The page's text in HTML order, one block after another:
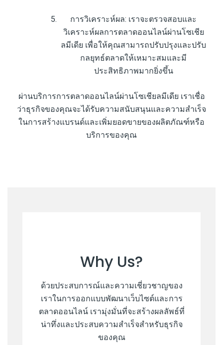
การวิเคราะห์ผล: เราจะตรวจสอบและ
วิเคราะห์ผลการตลาดออนไลน์ผ่านโซเชีย
ลมีเดีย เพื่อให้คุณสามารถปรับปรุงและปรับ
กลยุทธ์ตลาดให้เหมาะสมและมี
ประสิทธิภาพมากยิ่งขึ้น
ผ่านบริการการตลาดออนไลน์ผ่านโซเชียลมีเดีย เราเชื่อ
ว่าธุรกิจของคุณจะได้รับความสนับสนุนและความสำเร็จ
ในการสร้างแบรนด์และเพิ่มยอดขายของผลิตภัณฑ์หรือ
บริการของคุณ
Why Us?
ด้วยประสบการณ์และความเชี่ยวชาญของ
เราในการออกแบบพัฒนาเว็บไซต์และการ
ตลาดออนไลน์ เรามุ่งมั่นที่จะสร้างผลลัพธ์ที่
น่าทึ่งและประสบความสำเร็จสำหรับธุรกิจ
ของคุณ